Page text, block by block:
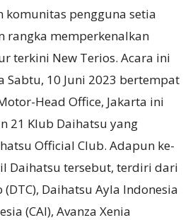
komunitas pengguna setia
rangka memperkenalkan
terkini New Terios. Acara ini
Sabtu, 10 Juni 2023 bertempat
Head Office, Jakarta ini
21 Klub Daihatsu yang
Official Club. Adapun ke-
Daihatsu tersebut, terdiri dari
Daihatsu Ayla Indonesia
(CAI), Avanza Xenia